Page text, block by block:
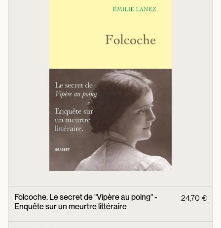
Folcoche. Le secret de "Vipère au poing" -
Enquête sur un meurtre littéraire
24,70 €